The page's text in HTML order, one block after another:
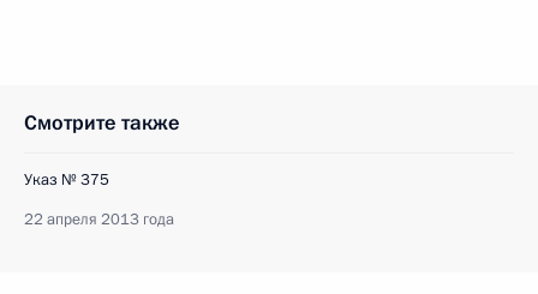
Смотрите также
Указ № 375
22 апреля 2013 года